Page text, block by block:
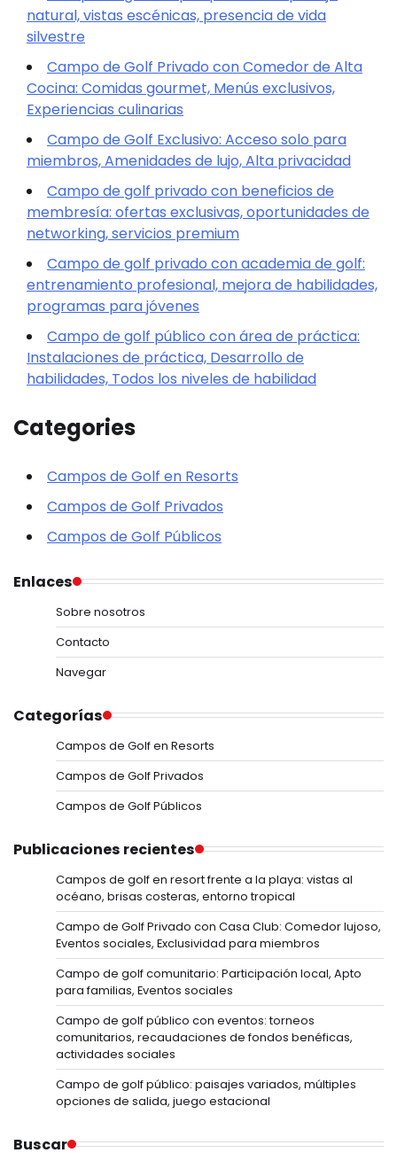
natural, vistas escénicas, presencia de vida
silvestre
Campo de Golf Privado con Comedor de Alta
Cocina: Comidas gourmet, Menús exclusivos,
Experiencias culinarias
Campo de Golf Exclusivo: Acceso solo para
miembros, Amenidades de lujo, Alta privacidad
Campo de golf privado con beneficios de
membresía: ofertas exclusivas, oportunidades de
networking, servicios premium
Campo de golf privado con academia de golf:
entrenamiento profesional, mejora de habilidades,
programas para jóvenes
Campo de golf público con área de práctica:
Instalaciones de práctica, Desarrollo de
habilidades, Todos los niveles de habilidad
Categories
Campos de Golf en Resorts
Campos de Golf Privados
Campos de Golf Públicos
Enlaces
Sobre nosotros
Contacto
Navegar
Categorías
Campos de Golf en Resorts
Campos de Golf Privados
Campos de Golf Públicos
Publicaciones recientes
Campos de golf en resort frente a la playa: vistas al
océano, brisas costeras, entorno tropical
Campo de Golf Privado con Casa Club: Comedor lujoso,
Eventos sociales, Exclusividad para miembros
Campo de golf comunitario: Participación local, Apto
para familias, Eventos sociales
Campo de golf público con eventos: torneos
comunitarios, recaudaciones de fondos benéficas,
actividades sociales
Campo de golf público: paisajes variados, múltiples
opciones de salida, juego estacional
Buscar